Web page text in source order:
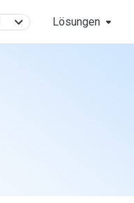
Lösungen